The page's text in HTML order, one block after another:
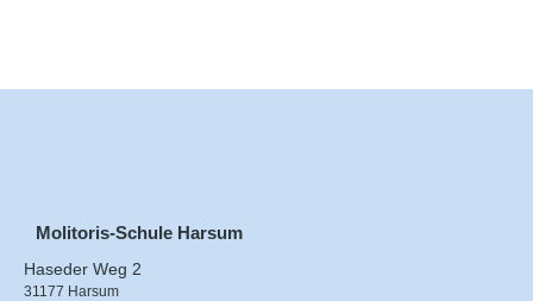
Molitoris-Schule Harsum
Haseder Weg 2
31177 Harsum